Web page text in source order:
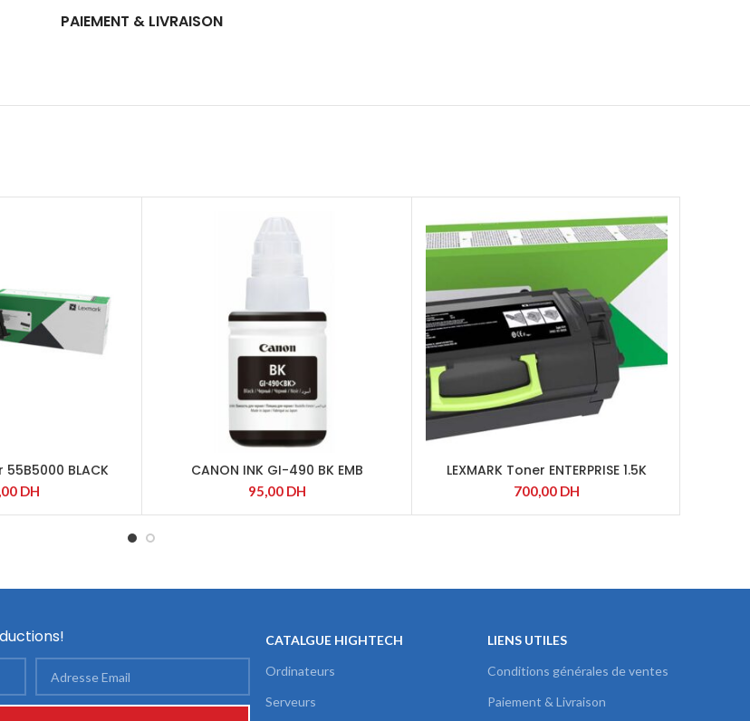
PAIEMENT & LIVRAISON
55B5000 BLACK
3000 PAGES
DH
CANON INK GI-490 BK EMB
Cartouche Black
95,00 DH
LEXMARK Toner ENTERPRISE 1.5K
YELLOW RETURN
700,00 DH
CATALGUE HIGHTECH
Ordinateurs
Serveurs
LIENS UTILES
Conditions générales de ventes
Paiement & Livraison